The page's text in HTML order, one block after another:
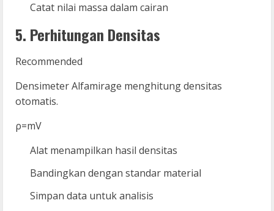
Catat nilai massa dalam cairan
5. Perhitungan Densitas
Recommended
Densimeter Alfamirage menghitung densitas
otomatis.
ρ=mV
Alat menampilkan hasil densitas
Bandingkan dengan standar material
Simpan data untuk analisis